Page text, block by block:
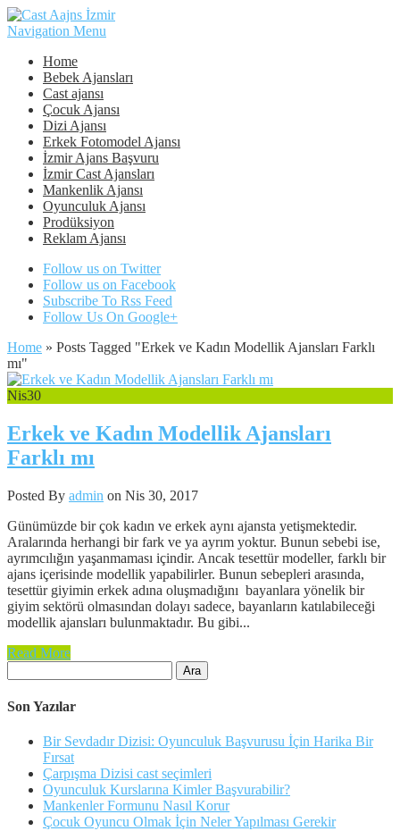
Navigation Menu
Home
Bebek Ajansları
Cast ajansı
Çocuk Ajansı
Dizi Ajansı
Erkek Fotomodel Ajansı
İzmir Ajans Başvuru
İzmir Cast Ajansları
Mankenlik Ajansı
Oyunculuk Ajansı
Prodüksiyon
Reklam Ajansı
Follow us on Twitter
Follow us on Facebook
Subscribe To Rss Feed
Follow Us On Google+
Home » Posts Tagged "Erkek ve Kadın Modellik Ajansları Farklı
mı"
Nis30
Erkek ve Kadın Modellik Ajansları
Farklı mı
Posted By admin on Nis 30, 2017
Günümüzde bir çok kadın ve erkek aynı ajansta yetişmektedir.
Aralarında herhangi bir fark ve ya ayrım yoktur. Bunun sebebi ise,
ayrımcılığın yaşanmaması içindir. Ancak tesettür modeller, farklı bir
ajans içerisinde modellik yapabilirler. Bunun sebepleri arasında,
tesettür giyimin erkek adına oluşmadığını bayanlara yönelik bir
giyim sektörü olmasından dolayı sadece, bayanların katılabileceği
modellik ajansları bulunmaktadır. Bu gibi...
Read More
Son Yazılar
Bir Sevdadır Dizisi: Oyunculuk Başvurusu İçin Harika Bir
Fırsat
Çarpışma Dizisi cast seçimleri
Oyunculuk Kurslarına Kimler Başvurabilir?
Mankenler Formunu Nasıl Korur
Çocuk Oyuncu Olmak İçin Neler Yapılması Gerekir